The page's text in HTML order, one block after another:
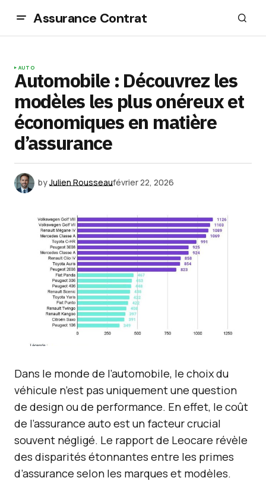
Assurance Contrat
AUTO
Automobile : Découvrez les
modèles les plus onéreux et
économiques en matière
d’assurance
byJulien Rousseaufévrier 22, 2026
Dans le monde de l’automobile, le choix du
véhicule n’est pas uniquement une question
de design ou de performance. En effet, le coût
de l’assurance auto est un facteur crucial
souvent négligé. Le rapport de Leocare révèle
des disparités étonnantes entre les primes
d’assurance selon les marques et modèles.